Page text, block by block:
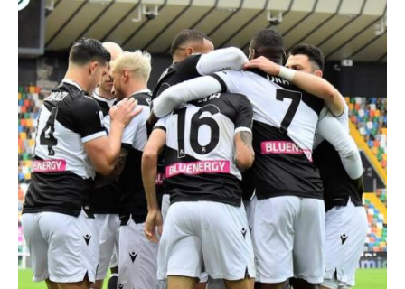
Serie A
Coppa Italia
Calendari e Risultati
Classifiche
Cattedra Universidad Europea
Esports
BLUENERGY STADIUM
MEETING CENTER
PATROCINADORES
SQUADRE
SHOP
PHOTOGALLERY